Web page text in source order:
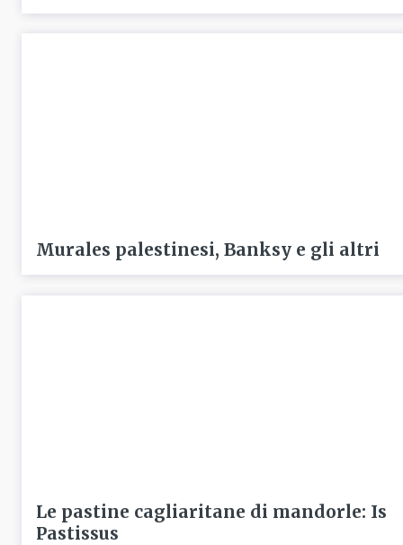
Murales palestinesi, Banksy e gli altri
Le pastine cagliaritane di mandorle: Is
Pastissus